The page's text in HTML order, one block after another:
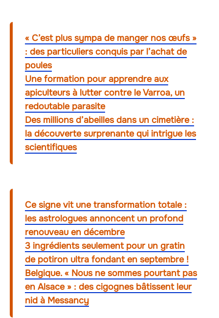
« C’est plus sympa de manger nos œufs »
: des particuliers conquis par l’achat de
poules
Une formation pour apprendre aux
apiculteurs à lutter contre le Varroa, un
redoutable parasite
Des millions d’abeilles dans un cimetière :
la découverte surprenante qui intrigue les
scientifiques
Ce signe vit une transformation totale :
les astrologues annoncent un profond
renouveau en décembre
3 ingrédients seulement pour un gratin
de potiron ultra fondant en septembre !
Belgique. « Nous ne sommes pourtant pas
en Alsace » : des cigognes bâtissent leur
nid à Messancy